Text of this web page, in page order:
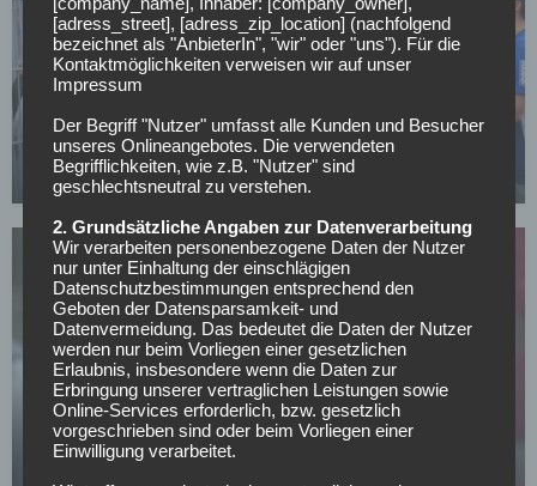
Schalke verleiht Torwart nach Norwegen
14.07.2026
SONSTIGES
All or Nothing: Hearts & Schwolow greifen nach
der Krone
15.05.2026
[adress_street], [adress_zip_location] (nachfolgend
bezeichnet als "AnbieterIn", "wir" oder "uns"). Für die
Kontaktmöglichkeiten verweisen wir auf unser
Impressum
Der Begriff "Nutzer" umfasst alle Kunden und Besucher
unseres Onlineangebotes. Die verwendeten
Begrifflichkeiten, wie z.B. "Nutzer" sind
geschlechtsneutral zu verstehen.
2. Grundsätzliche Angaben zur Datenverarbeitung
Wir verarbeiten personenbezogene Daten der Nutzer
nur unter Einhaltung der einschlägigen
Datenschutzbestimmungen entsprechend den
Geboten der Datensparsamkeit- und
Datenvermeidung. Das bedeutet die Daten der Nutzer
werden nur beim Vorliegen einer gesetzlichen
Erlaubnis, insbesondere wenn die Daten zur
Erbringung unserer vertraglichen Leistungen sowie
Online-Services erforderlich, bzw. gesetzlich
vorgeschrieben sind oder beim Vorliegen einer
Einwilligung verarbeitet.